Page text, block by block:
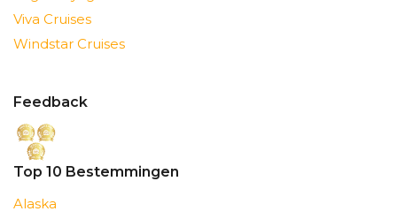
Viva Cruises
Windstar Cruises
Feedback
Top 10 Bestemmingen
Alaska